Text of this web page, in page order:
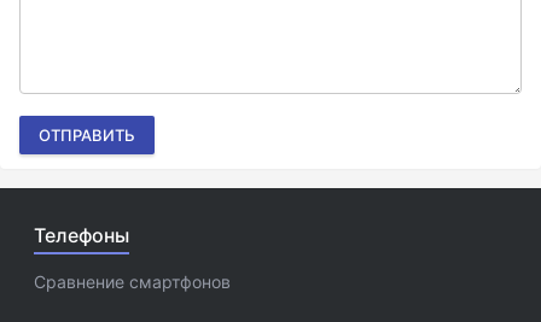
ОТПРАВИТЬ
Телефоны
Сравнение смартфонов